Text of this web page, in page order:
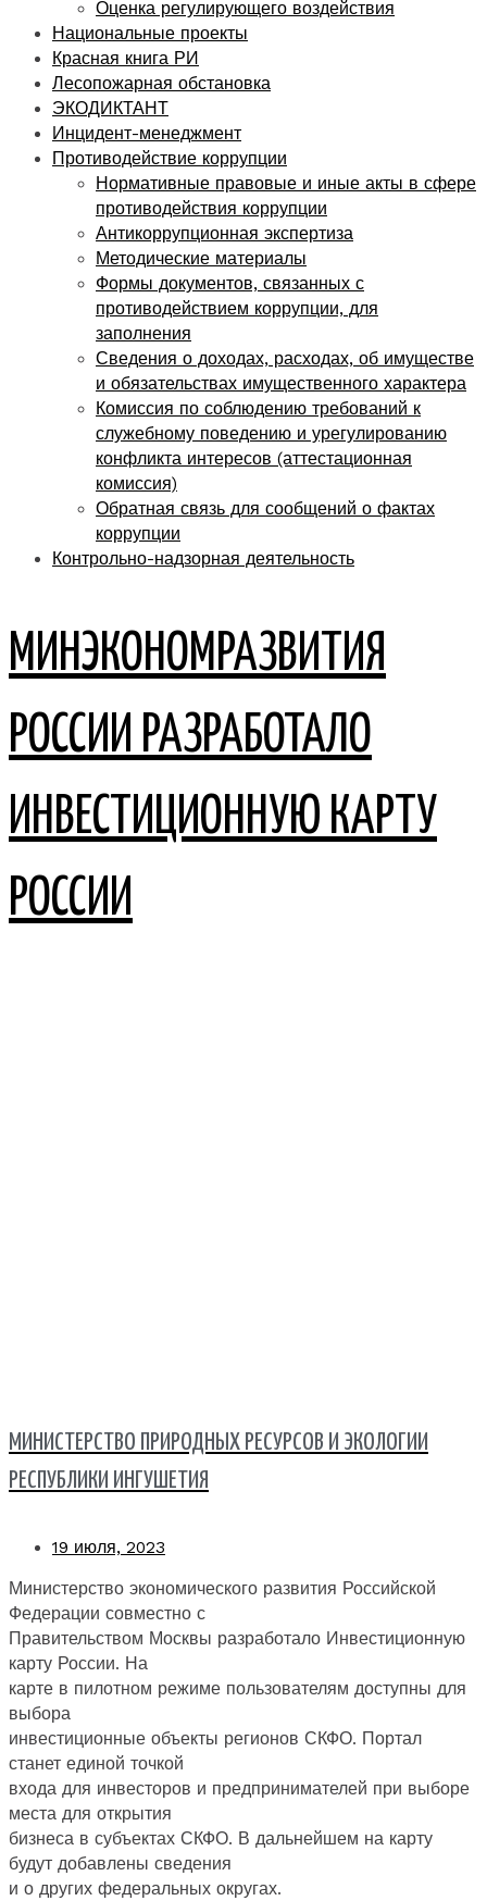
Оценка регулирующего воздействия
Национальные проекты
Красная книга РИ
Лесопожарная обстановка
ЭКОДИКТАНТ
Инцидент-менеджмент
Противодействие коррупции
Нормативные правовые и иные акты в сфере
противодействия коррупции
Антикоррупционная экспертиза
Методические материалы
Формы документов, связанных с
противодействием коррупции, для
заполнения
Сведения о доходах, расходах, об имуществе
и обязательствах имущественного характера
Комиссия по соблюдению требований к
служебному поведению и урегулированию
конфликта интересов (аттестационная
комиссия)
Обратная связь для сообщений о фактах
коррупции
Контрольно-надзорная деятельность
МИНЭКОНОМРАЗВИТИЯ
РОССИИ РАЗРАБОТАЛО
ИНВЕСТИЦИОННУЮ КАРТУ
РОССИИ
МИНИСТЕРСТВО ПРИРОДНЫХ РЕСУРСОВ И ЭКОЛОГИИ
РЕСПУБЛИКИ ИНГУШЕТИЯ
19 июля, 2023
Министерство экономического развития Российской
Федерации совместно с
Правительством Москвы разработало Инвестиционную
карту России. На
карте в пилотном режиме пользователям доступны для
выбора
инвестиционные объекты регионов СКФО. Портал
станет единой точкой
входа для инвесторов и предпринимателей при выборе
места для открытия
бизнеса в субъектах СКФО. В дальнейшем на карту
будут добавлены сведения
и о других федеральных округах.